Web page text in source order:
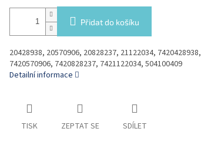
Přidat do košíku
20428938, 20570906, 20828237, 21122034, 7420428938,
7420570906, 7420828237, 7421122034, 504100409
Detailní informace
TISK ZEPTAT SE SDÍLET